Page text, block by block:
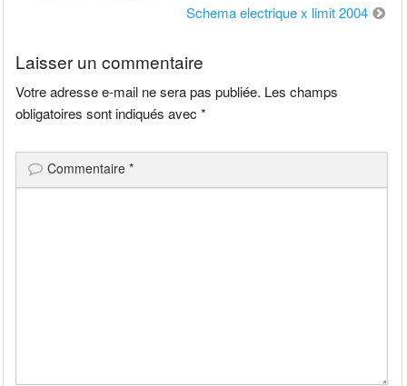
Schema electrique x limit 2004
Laisser un commentaire
Votre adresse e-mail ne sera pas publiée. Les champs
obligatoires sont indiqués avec*
Commentaire*